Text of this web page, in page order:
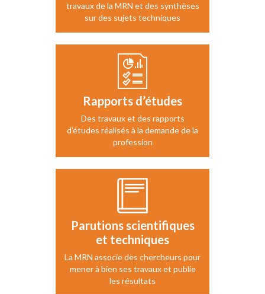
travaux de la MRN et des synthèses
sur des sujets techniques
Rapports d’études
Des travaux et des rapports
d'études réalisés à la demande de la
profession
Parutions scientifiques
et techniques
La MRN associe des chercheurs pour
mener à bien ses travaux et publie
les résultats